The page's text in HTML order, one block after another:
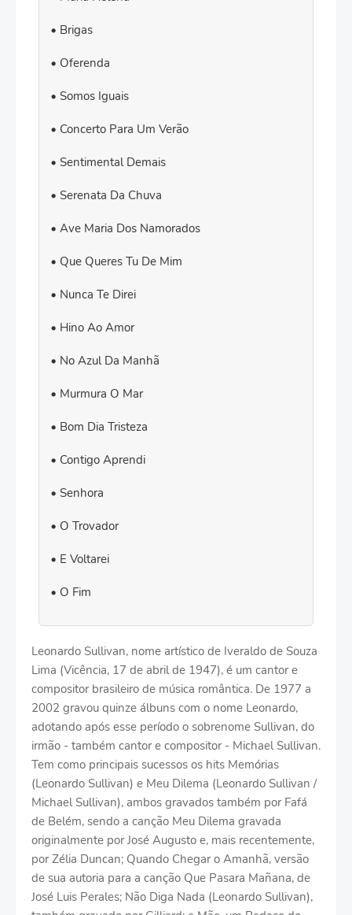
Brigas
Oferenda
Somos Iguais
Concerto Para Um Verão
Sentimental Demais
Serenata Da Chuva
Ave Maria Dos Namorados
Que Queres Tu De Mim
Nunca Te Direi
Hino Ao Amor
No Azul Da Manhã
Murmura O Mar
Bom Dia Tristeza
Contigo Aprendi
Senhora
O Trovador
E Voltarei
O Fim
Leonardo Sullivan, nome artístico de Iveraldo de Souza
Lima (Vicência, 17 de abril de 1947), é um cantor e
compositor brasileiro de música romântica. De 1977 a
2002 gravou quinze álbuns com o nome Leonardo,
adotando após esse período o sobrenome Sullivan, do
irmão - também cantor e compositor - Michael Sullivan.
Tem como principais sucessos os hits Memórias
(Leonardo Sullivan) e Meu Dilema (Leonardo Sullivan /
Michael Sullivan), ambos gravados também por Fafá
de Belém, sendo a canção Meu Dilema gravada
originalmente por José Augusto e, mais recentemente,
por Zélia Duncan; Quando Chegar o Amanhã, versão
de sua autoria para a canção Que Pasara Mañana, de
José Luis Perales; Não Diga Nada (Leonardo Sullivan),